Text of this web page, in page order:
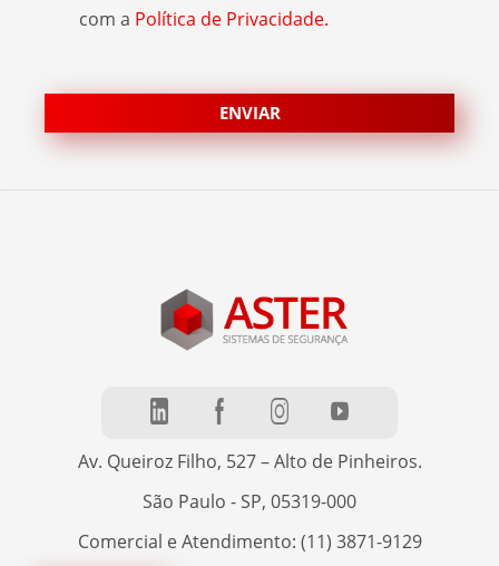
com a Política de Privacidade.
Av. Queiroz Filho, 527 – Alto de Pinheiros.
São Paulo - SP, 05319-000
Comercial e Atendimento: (11) 3871-9129